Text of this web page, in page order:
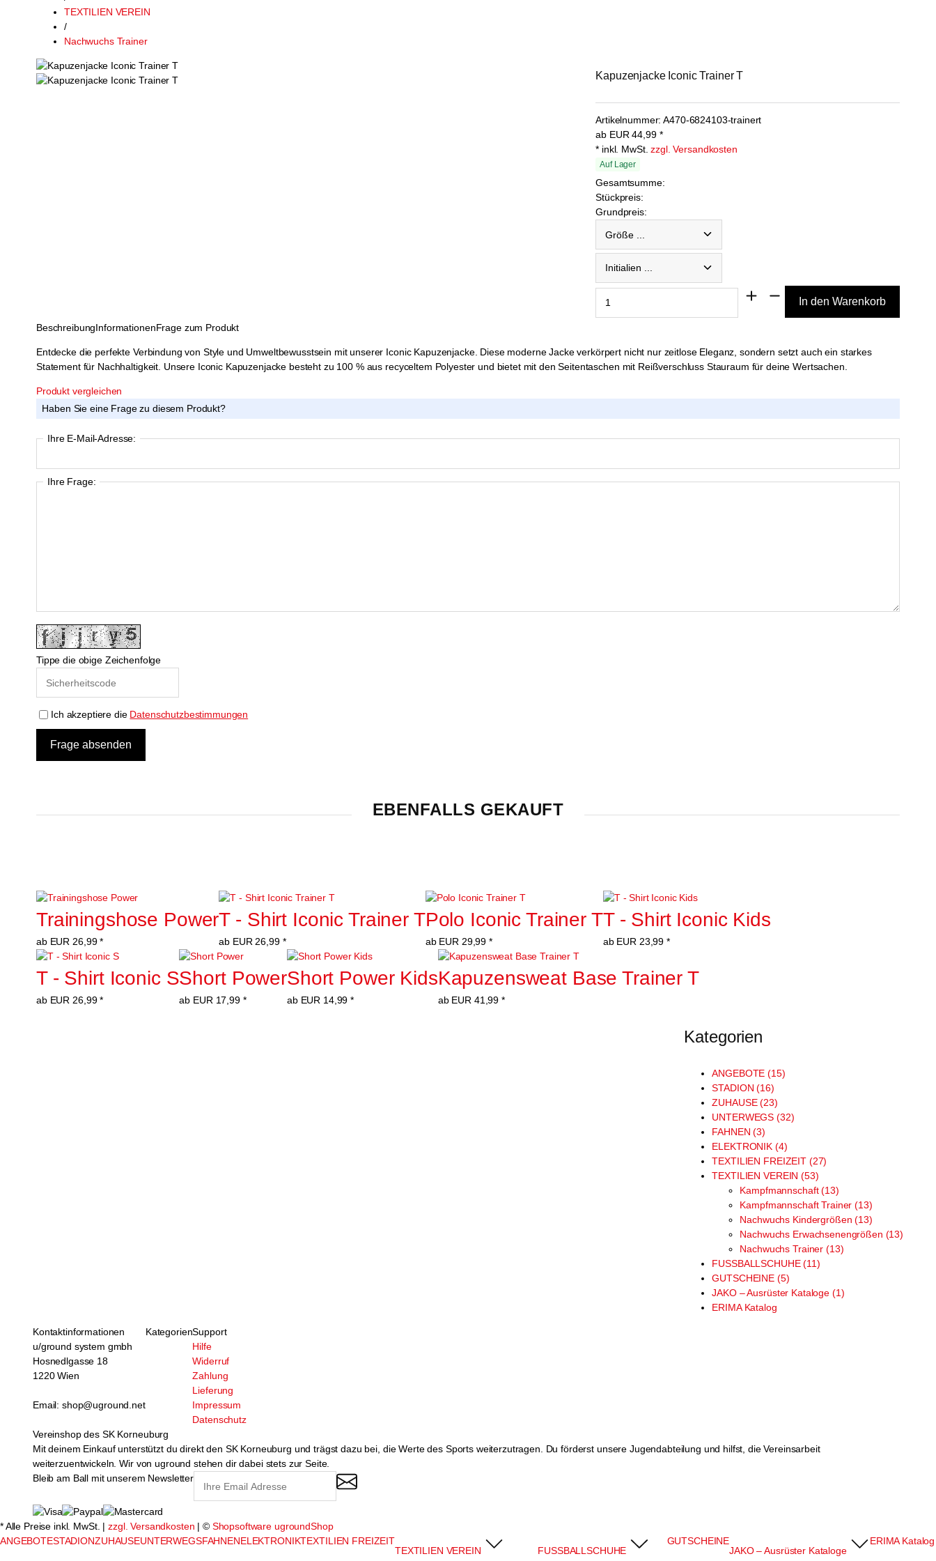
TEXTILIEN VEREIN
/
Nachwuchs Trainer
Kapuzenjacke Iconic Trainer T
Artikelnummer: A470-6824103-trainert
ab EUR 44,99 *
* inkl. MwSt.zzgl. Versandkosten
Auf Lager
Gesamtsumme:
Stückpreis:
Grundpreis:
BeschreibungInformationenFrage zum Produkt
Entdecke die perfekte Verbindung von Style und Umweltbewusstsein mit unserer Iconic Kapuzenjacke. Diese moderne Jacke verkörpert nicht nur zeitlose Eleganz, sondern setzt auch ein starkes
Statement für Nachhaltigkeit. Unsere Iconic Kapuzenjacke besteht zu 100 % aus recyceltem Polyester und bietet mit den Seitentaschen mit Reißverschluss Stauraum für deine Wertsachen.
Produkt vergleichen
Haben Sie eine Frage zu diesem Produkt?
Ihre E-Mail-Adresse:
Ihre Frage:
Tippe die obige Zeichenfolge
Ich akzeptiere die Datenschutzbestimmungen
EBENFALLS GEKAUFT
Trainingshose Power
ab EUR 26,99 *
T - Shirt Iconic Trainer T
ab EUR 26,99 *
Polo Iconic Trainer T
ab EUR 29,99 *
T - Shirt Iconic Kids
ab EUR 23,99 *
T - Shirt Iconic S
ab EUR 26,99 *
Short Power
ab EUR 17,99 *
Short Power Kids
ab EUR 14,99 *
Kapuzensweat Base Trainer T
ab EUR 41,99 *
Kategorien
ANGEBOTE (15)
STADION (16)
ZUHAUSE (23)
UNTERWEGS (32)
FAHNEN (3)
ELEKTRONIK (4)
TEXTILIEN FREIZEIT (27)
TEXTILIEN VEREIN (53)
Kampfmannschaft (13)
Kampfmannschaft Trainer (13)
Nachwuchs Kindergrößen (13)
Nachwuchs Erwachsenengrößen (13)
Nachwuchs Trainer (13)
FUSSBALLSCHUHE (11)
GUTSCHEINE (5)
JAKO – Ausrüster Kataloge (1)
ERIMA Katalog
Kontaktinformationen
u/ground system gmbh
Hosnedlgasse 18
1220 Wien
Email: shop@uground.net
KategorienSupport
Hilfe
Widerruf
Zahlung
Lieferung
Impressum
Datenschutz
Vereinshop des SK Korneuburg
Mit deinem Einkauf unterstützt du direkt den SK Korneuburg und trägst dazu bei, die Werte des Sports weiterzutragen. Du förderst unsere Jugendabteilung und hilfst, die Vereinsarbeit
weiterzuentwickeln. Wir von uground stehen dir dabei stets zur Seite.
Bleib am Ball mit unserem Newsletter
* Alle Preise inkl. MwSt. |zzgl. Versandkosten | © Shopsoftware ugroundShop
ANGEBOTESTADIONZUHAUSEUNTERWEGSFAHNENELEKTRONIKTEXTILIEN FREIZEIT
TEXTILIEN VEREIN
FUSSBALLSCHUHE
GUTSCHEINE
JAKO – Ausrüster Kataloge
ERIMA Katalog